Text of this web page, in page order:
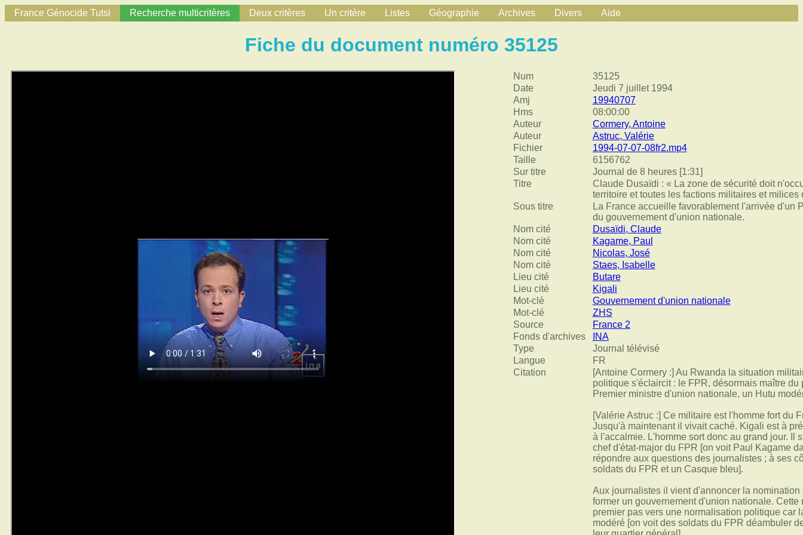
France Génocide Tutsi Recherche multicritères Deux critères Un critère Listes Géographie Archives Divers Aide
Fiche du document numéro 35125
Num
35125
Date
Jeudi 7 juillet 1994
Amj
19940707
Hms
08:00:00
Auteur
Cormery, Antoine
Auteur
Astruc, Valérie
Fichier
1994-07-07-08fr2.mp4
Taille
6156762
Sur titre
Journal de 8 heures [1:31]
Titre
Claude Dusaïdi : « La zone de sécurité doit
territoire et toutes les factions militaires et milices
Sous titre
La France accueille favorablement l'arrivée d'un
du gouvernement d'union nationale.
Nom cité
Dusaïdi, Claude
Nom cité
Kagame, Paul
Nom cité
Nicolas, José
Nom cité
Staes, Isabelle
Lieu cité
Butare
Lieu cité
Kigali
Mot-clé
Gouvernement d'union nationale
Mot-clé
ZHS
Source
France 2
Fonds d'archives
INA
Type
Journal télévisé
Langue
FR
Citation
[Antoine Cormery :] Au Rwanda la situation
politique s'éclaircit : le FPR, désormais maître
Premier ministre d'union nationale, un Hutu
[Valérie Astruc :] Ce militaire est l'homme fort du
Jusqu'à maintenant il vivait caché. Kigali est à
à l'accalmie. L'homme sort donc au grand jour. Il
chef d'état-major du FPR [on voit Paul Kagame
répondre aux questions des journalistes ; à ses
soldats du FPR et un Casque bleu].
Aux journalistes il vient d'annoncer la
former un gouvernement d'union nationale.
premier pas vers une normalisation politique car
modéré [on voit des soldats du FPR déambuler